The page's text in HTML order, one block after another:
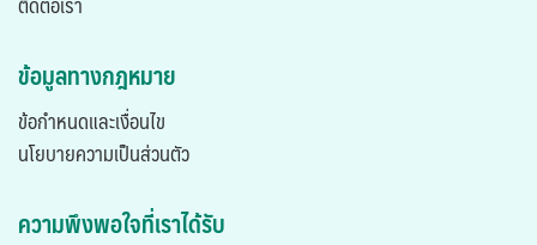
ข้อมูลทางกฎหมาย
ข้อกำหนดและเงื่อนไข
นโยบายความเป็นส่วนตัว
ความพึงพอใจที่เราได้รับ